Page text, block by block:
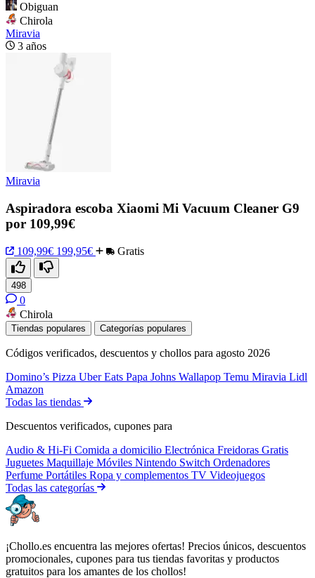
Obiguan
Chirola
Miravia
3 años
Miravia
Aspiradora escoba Xiaomi Mi Vacuum Cleaner G9
por 109,99€
109,99€ 199,95€ Gratis
498
0
Chirola
Tiendas populares Categorías populares
Códigos verificados, descuentos y chollos para agosto 2026
Domino’s Pizza Uber Eats Papa Johns Wallapop Temu Miravia Lidl
Amazon
Todas las tiendas
Descuentos verificados, cupones para
Audio & Hi-Fi Comida a domicilio Electrónica Freidoras Gratis
Juguetes Maquillaje Móviles Nintendo Switch Ordenadores
Perfume Portátiles Ropa y complementos TV Videojuegos
Todas las categorías
¡Chollo.es encuentra las mejores ofertas! Precios únicos, descuentos
promocionales, cupones para tus tiendas favoritas y productos
gratuitos para los amantes de los chollos!